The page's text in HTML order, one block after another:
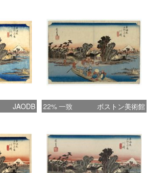
JAODB 22% 一致 ボストン美術館